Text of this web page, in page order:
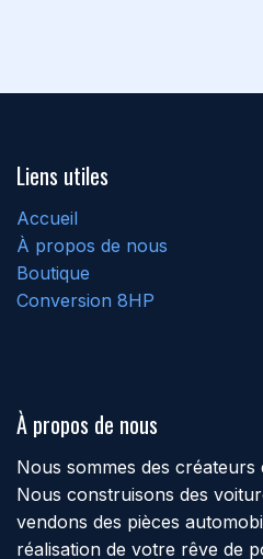
Liens utiles
Accueil
À propos de nous
Boutique
Conversion 8HP
À propos de nous
Nous sommes des
Nous construisons des
vendons des pièces
réalisation de votre rêve de